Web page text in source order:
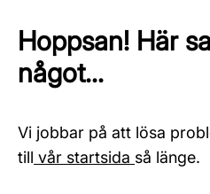
Hoppsan! Här
något...
Vi jobbar på att lösa
till vår startsida så länge.